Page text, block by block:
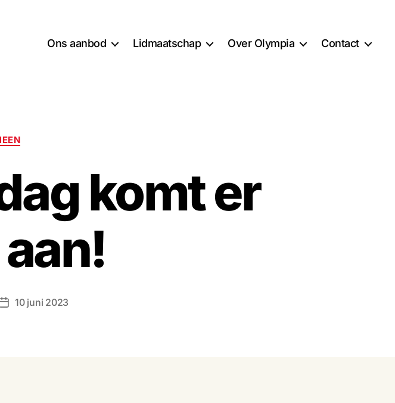
Ons aanbod Lidmaatschap Over Olympia Contact
komt er
Berichtdatum
10 juni 2023